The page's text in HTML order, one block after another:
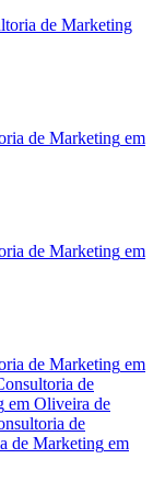
de Marketing
de Marketing em
de Marketing em
de Marketing em
de
em Oliveira de
de
de Marketing em